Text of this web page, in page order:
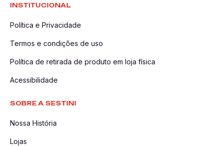
INSTITUCIONAL
Política e Privacidade
Termos e condições de uso
Política de retirada de produto em loja física
Acessibilidade
SOBRE A SESTINI
Nossa História
Lojas